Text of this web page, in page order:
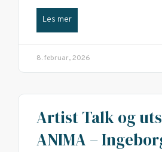
Les mer
8. februar, 2026
Artist Talk og
ANIMA –